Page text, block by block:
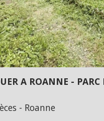
A ROANNE - PARC
- Roanne